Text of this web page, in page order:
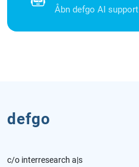
Åbn defgo AI support
defgo
c/o interresearch a|s